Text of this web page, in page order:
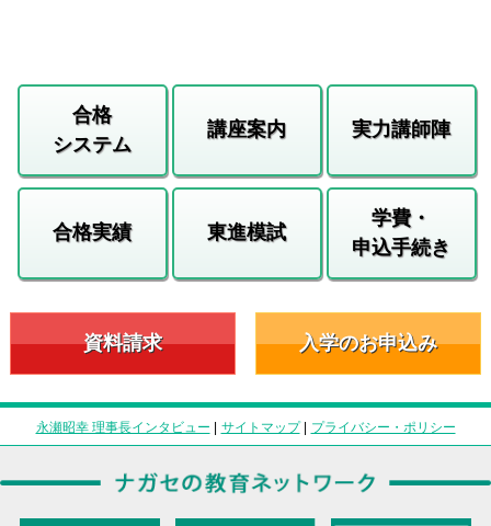
合格
システム
講座案内 実力講師陣
合格実績 東進模試
学費・
申込手続き
資料請求 入学のお申込み
永瀬昭幸 理事長インタビュー | サイトマップ| プライバシー・ポリシー